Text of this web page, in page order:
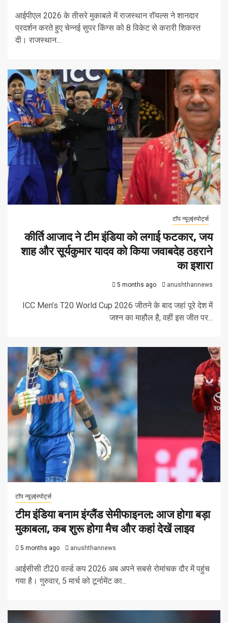
आईपीएल 2026 के तीसरे मुकाबले में राजस्थान रॉयल्स ने शानदार
प्रदर्शन करते हुए चेन्नई सुपर किंग्स को 8 विकेट से करारी शिकस्त
दी। राजस्थान...
टॉप न्यूज़|स्पोर्ट्स
कीर्ति आजाद ने टीम इंडिया को लगाई फटकार, जय
शाह और सूर्यकुमार यादव को किया जवाबदेह ठहराने
का इशारा
5 months ago anushthannews
ICC Men’s T20 World Cup 2026 जीतने के बाद जहां पूरे देश में
जश्न का माहौल है, वहीं इस जीत पर...
टॉप न्यूज़|स्पोर्ट्स
टीम इंडिया बनाम इंग्लैंड सेमीफाइनल: आज होगा बड़ा
मुकाबला, कब शुरू होगा मैच और कहां देखें लाइव
5 months ago anushthannews
आईसीसी टी20 वर्ल्ड कप 2026 अब अपने सबसे रोमांचक दौर में पहुंच
गया है। गुरुवार, 5 मार्च को टूर्नामेंट का...